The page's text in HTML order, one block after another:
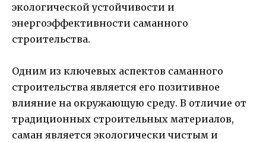
экологической устойчивости и
энергоэффективности саманного
строительства.
Одним из ключевых аспектов саманного
строительства является его позитивное
влияние на окружающую среду. В отличие от
традиционных строительных материалов,
саман является экологически чистым и